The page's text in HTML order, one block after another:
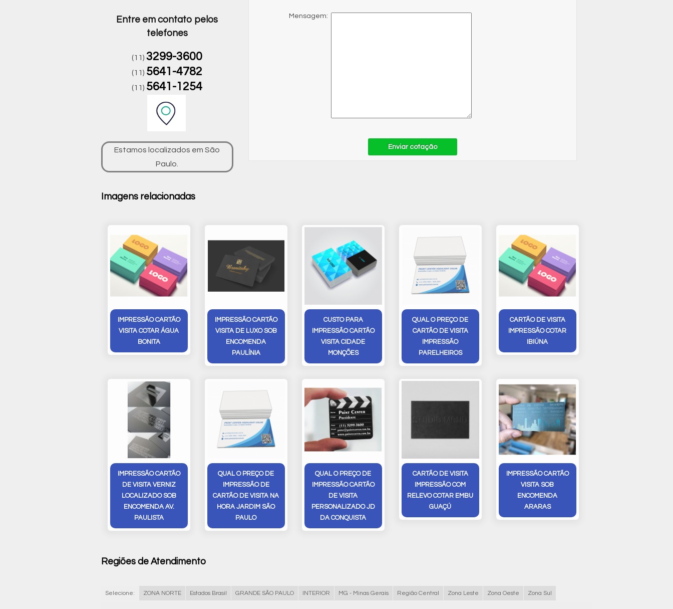
Entre em contato pelos
telefones
(11)3299-3600
(11) 5641-4782
(11) 5641-1254
Estamos localizados em São
Paulo.
Mensagem:
Enviar cotação
Imagens relacionadas
IMPRESSÃO CARTÃO
VISITA COTAR ÁGUA
BONITA
IMPRESSÃO CARTÃO
VISITA DE LUXO SOB
ENCOMENDA
PAULÍNIA
CUSTO PARA
IMPRESSÃO CARTÃO
VISITA CIDADE
MONÇÕES
QUAL O PREÇO DE
CARTÃO DE VISITA
IMPRESSÃO
PARELHEIROS
CARTÃO DE VISITA
IMPRESSÃO COTAR
IBIÚNA
IMPRESSÃO CARTÃO
DE VISITA VERNIZ
LOCALIZADO SOB
ENCOMENDA AV.
PAULISTA
QUAL O PREÇO DE
IMPRESSÃO DE
CARTÃO DE VISITA NA
HORA JARDIM SÃO
PAULO
QUAL O PREÇO DE
IMPRESSÃO CARTÃO
DE VISITA
PERSONALIZADO JD
DA CONQUISTA
CARTÃO DE VISITA
IMPRESSÃO COM
RELEVO COTAR EMBU
GUAÇÚ
IMPRESSÃO CARTÃO
VISITA SOB
ENCOMENDA
ARARAS
Regiões de Atendimento
Selecione: ZONA NORTE Estados Brasil GRANDE SÃO PAULO INTERIOR MG - Minas Gerais Região Central Zona Leste Zona Oeste Zona Sul